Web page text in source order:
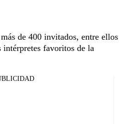
de 400 invitados, entre ellos
intérpretes favoritos de la